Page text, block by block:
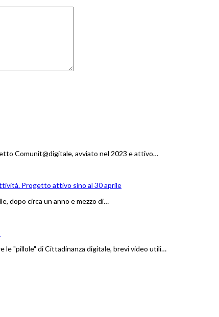
Comunit@digitale, avviato nel 2023 e attivo…
Progetto attivo sino al 30 aprile
dopo circa un anno e mezzo di…
le "pillole" di Cittadinanza digitale, brevi video utili…